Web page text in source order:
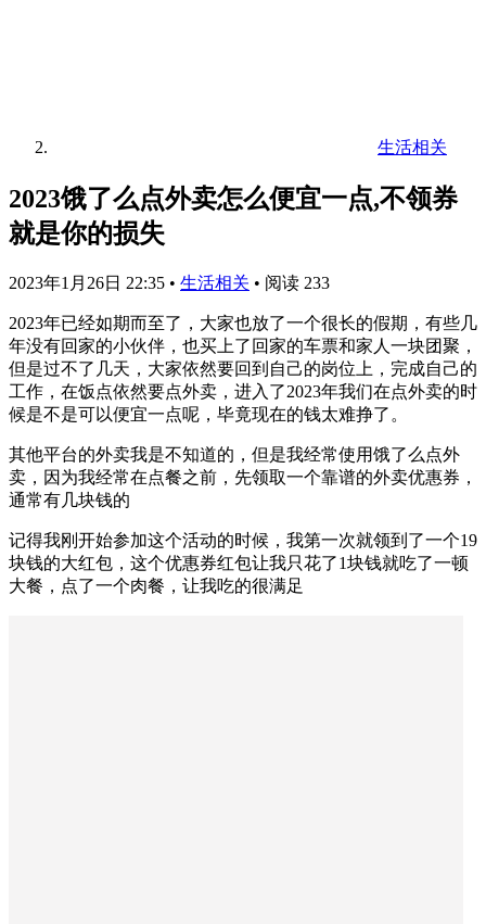
生活相关
2023饿了么点外卖怎么便宜一点,不领券
就是你的损失
2023年1月26日 22:35 • 生活相关 • 阅读 233
2023年已经如期而至了，大家也放了一个很长的假期，有些几
年没有回家的小伙伴，也买上了回家的车票和家人一块团聚，
但是过不了几天，大家依然要回到自己的岗位上，完成自己的
工作，在饭点依然要点外卖，进入了2023年我们在点外卖的时
候是不是可以便宜一点呢，毕竟现在的钱太难挣了。
其他平台的外卖我是不知道的，但是我经常使用饿了么点外
卖，因为我经常在点餐之前，先领取一个靠谱的外卖优惠券，
通常有几块钱的
记得我刚开始参加这个活动的时候，我第一次就领到了一个19
块钱的大红包，这个优惠券红包让我只花了1块钱就吃了一顿
大餐，点了一个肉餐，让我吃的很满足